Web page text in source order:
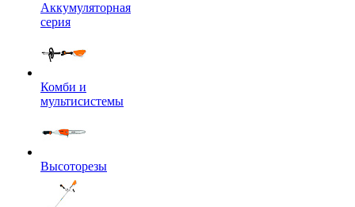
Аккумуляторная
серия
Комби и
мультисистемы
Высоторезы